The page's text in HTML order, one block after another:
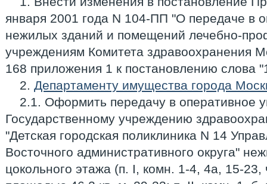
января 2001 года N 104-ПП "О передаче в
нежилых зданий и помещений лечебно-
учреждениям Комитета здравоохранения
168 приложения 1 к постановлению слова
2. Департаменту имущества города
2.1. Оформить передачу в оперативное
Государственному учреждению
"Детская городская поликлиника N 14
Восточного административного округа"
цокольного этажа (п. I, комн. 1-4, 4а, 15-23,